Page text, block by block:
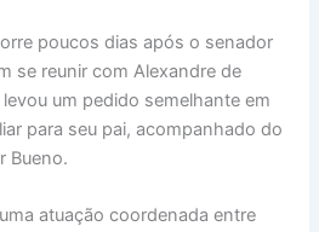
poucos dias após o senador
se reunir com Alexandre de
um pedido semelhante em
para seu pai, acompanhado do
Bueno.
atuação coordenada entre